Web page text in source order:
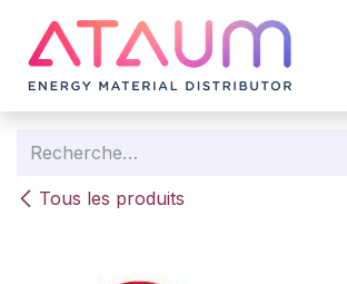
Tous les produits